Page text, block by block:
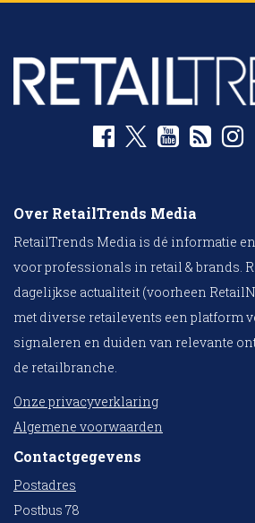
Over RetailTrends Media
RetailTrends Media is dé informatie
voor professionals in retail & brands.
dagelijkse actualiteit (voorheen
met diverse retailevents een platform
signaleren en duiden van relevante
de retailbranche.
Onze privacyverklaring
Algemene voorwaarden
Contactgegevens
Postadres
Postbus 78